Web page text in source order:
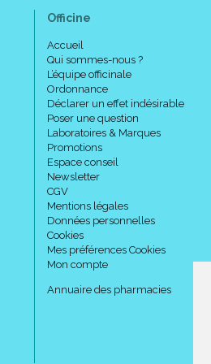
Officine
Accueil
Qui sommes-nous ?
L’équipe officinale
Ordonnance
Déclarer un effet indésirable
Poser une question
Laboratoires & Marques
Promotions
Espace conseil
Newsletter
CGV
Mentions légales
Données personnelles
Cookies
Mes préférences Cookies
Mon compte
Annuaire des pharmacies